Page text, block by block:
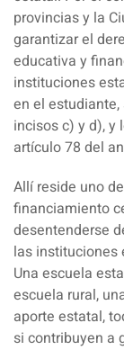
provincias y la
garantizar el
educativa y
instituciones
en el
incisos c) y d), y
artículo 78 del
Allí reside uno
financiamiento
desentenderse
las instituciones
Una escuela
escuela rural,
aporte estatal,
si contribuyen a